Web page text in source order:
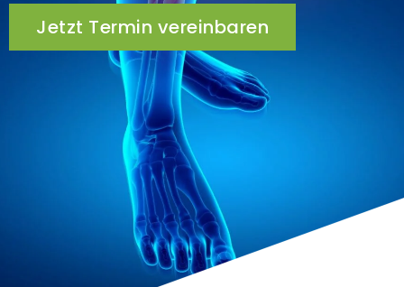
Jetzt Termin vereinbaren